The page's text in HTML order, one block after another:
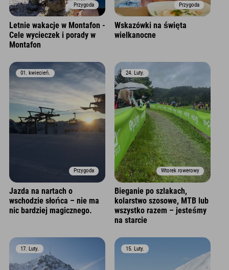
Przygoda
Letnie wakacje w Montafon -
Cele wycieczek i porady w
Montafon
Przygoda
Wskazówki na święta
wielkanocne
Przygoda
01. kwiecień.
Jazda na nartach o
wschodzie słońca – nie ma
nic bardziej magicznego.
Wtorek rowerowy
24. Luty.
Bieganie po szlakach,
kolarstwo szosowe, MTB lub
wszystko razem – jesteśmy
na starcie
17. Luty. 15. Luty.